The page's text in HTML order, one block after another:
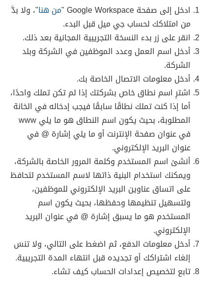
ادخل إلى صفحة Google Workspace " من هنا"، ولا بدَّ
من امتلاكك لحساب جي ميل قبل البدء.
انقر على زر بدء النسخة التجريبية المجانية بعد ذلك.
أدخل اسم العمل وعدد الموظفين في الشركة وبلد
الشركة.
أدخل معلومات الاتصال الخاصة بك.
اشترِ اسم نطاق خاص بشركتك إذا لم تكن تملك واحدًا،
أما إذا كنت تملك نطاقًا سابقًا فيجب إدخاله في الخانة
المطلوبة، بحيث يكون اسم النطاق هو ما يلي www
في عنوان صفحة الإنترنت أو ما يلي إشارة @ في
عنوان البريد الإلكتروني.
أنشئ اسم المستخدم وكلمة المرور الخاصة بالشركة،
ويمكنك استخدام البنية ذاتها لاسم المستخدم لتحافظ
على اتساق عناوين البريد الإلكتروني للموظفين،
ولتسهيل تنظيمها وحفظها، بحيث يكون اسم
المستخدم هو ما يسبق إشارة @ في عنوان البريد
الإلكتروني.
أدخل معلومات الدفع، ثم اضغط على التالي، ولا تنسَ
إلغاء اشتراكك أو تجديده قبل انتهاء المدة التجريبية.
تابع لتخصيص إعدادات الحساب كيف تشاء.